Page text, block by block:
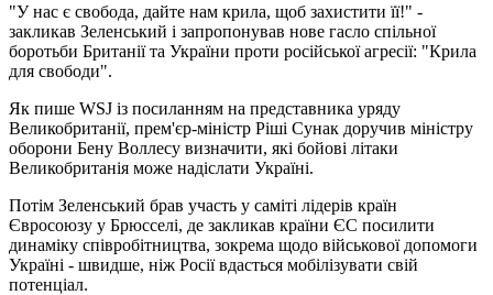
"У нас є свобода, дайте нам крила, щоб захистити її!" -
закликав Зеленський і запропонував нове гасло спільної
боротьби Британії та України проти російської агресії: "Крила
для свободи".
Як пише WSJ із посиланням на представника уряду
Великобританії, прем'єр-міністр Ріші Сунак доручив міністру
оборони Бену Воллесу визначити, які бойові літаки
Великобританія може надіслати Україні.
Потім Зеленський брав участь у саміті лідерів країн
Євросоюзу у Брюсселі, де закликав країни ЄС посилити
динаміку співробітництва, зокрема щодо військової допомоги
Україні - швидше, ніж Росії вдасться мобілізувати свій
потенціал.